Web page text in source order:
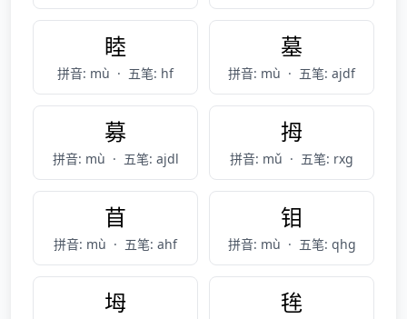
睦
拼音: mù · 五笔: hf
墓
拼音: mù · 五笔: ajdf
募
拼音: mù · 五笔: ajdl
拇
拼音: mǔ · 五笔: rxg
苜
拼音: mù · 五笔: ahf
钼
拼音: mù · 五笔: qhg
坶 毪